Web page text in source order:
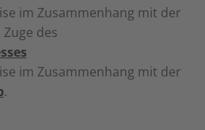
im Zusammenhang mit der
des
im Zusammenhang mit der
.